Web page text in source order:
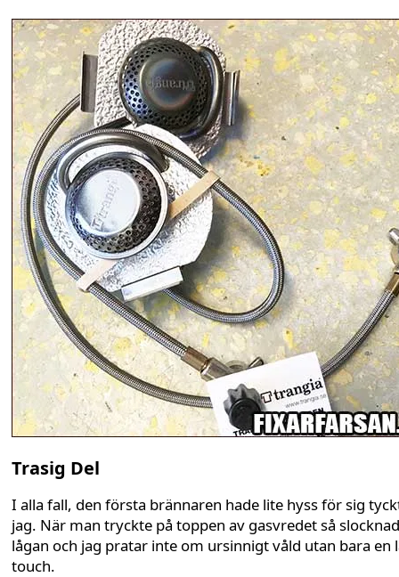
Trasig Del
I alla fall, den första brännaren hade lite hyss för sig
jag. När man tryckte på toppen av gasvredet så
lågan och jag pratar inte om ursinnigt våld utan bara en
touch.